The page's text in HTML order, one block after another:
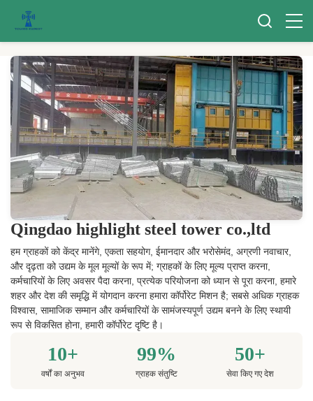
Qingdao highlight steel tower co.,ltd
हम ग्राहकों को केंद्र मानेंगे, एकता सहयोग, ईमानदार और भरोसेमंद, अग्रणी नवाचार,
और दृढ़ता को उद्यम के मूल मूल्यों के रूप में; ग्राहकों के लिए मूल्य प्राप्त करना,
कर्मचारियों के लिए अवसर पैदा करना, प्रत्येक परियोजना को ध्यान से पूरा करना, हमारे
शहर और देश की समृद्धि में योगदान करना हमारा कॉर्पोरेट मिशन है; सबसे अधिक ग्राहक
विश्वास, सामाजिक सम्मान और कर्मचारियों के सामंजस्यपूर्ण उद्यम बनने के लिए स्थायी
रूप से विकसित होना, हमारी कॉर्पोरेट दृष्टि है।
10+
वर्षों का अनुभव
99%
ग्राहक संतुष्टि
50+
सेवा किए गए देश